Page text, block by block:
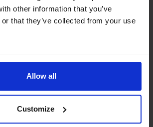
other information that you’ve
that they’ve collected from your use
Allow all
Customize
gecontroleerd, zonder
of externe druk.
naar
Wat begon als een
eigen bedrijf, is inmiddels
missie is hetzelfde gebleven:
eenvoudig maken.